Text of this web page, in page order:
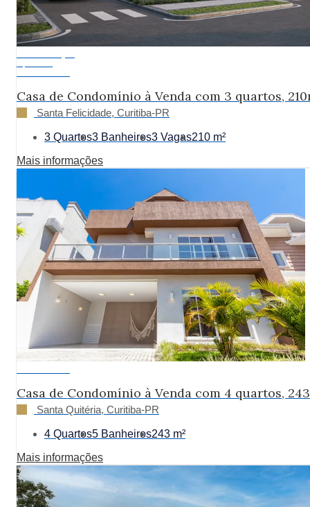
Casa de Condomínio à Venda com 3 quartos,
Santa Felicidade, Curitiba-PR
3 Quartos3 Banheiros3 Vagas210 m²
Mais informações
Casa de Condomínio à Venda com 4 quartos,
Santa Quitéria, Curitiba-PR
4 Quartos5 Banheiros243 m²
Mais informações